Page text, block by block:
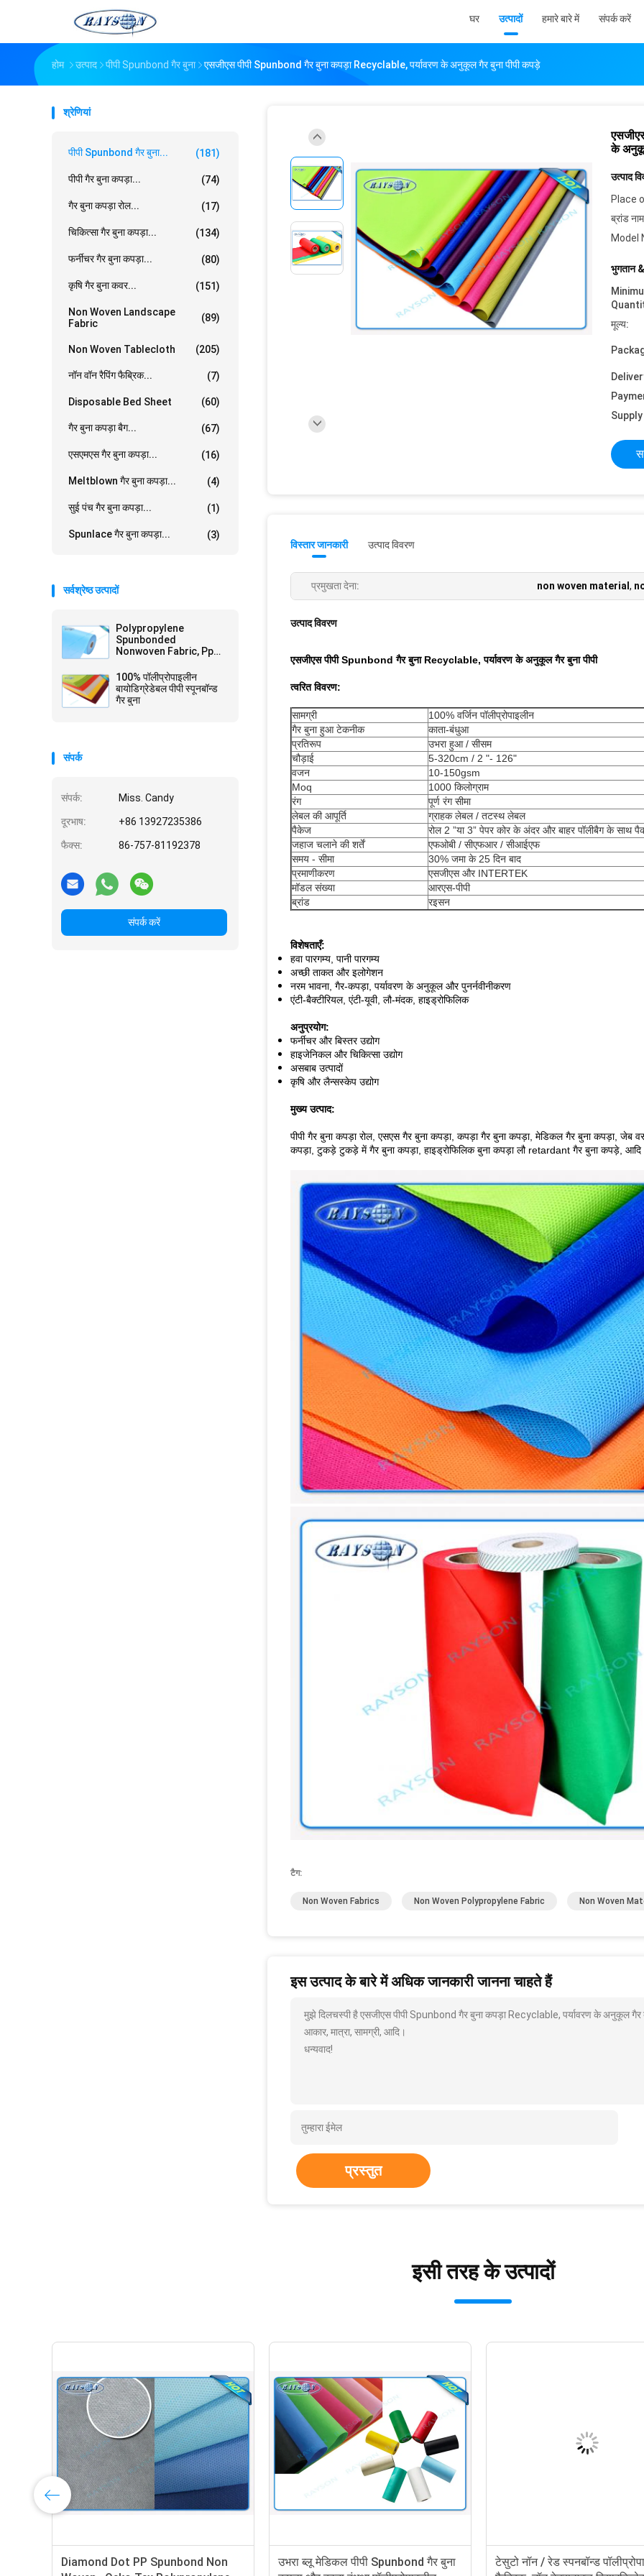
घर उत्पादों हमारे बारे में संपर्क करें
होम उत्पाद पीपी Spunbond गैर बुना एसजीएस पीपी Spunbond गैर बुना कपड़ा Recyclable, पर्यावरण के अनुकूल गैर बुना पीपी कपड़े
श्रेणियां
पीपी Spunbond गैर बुना... (181)
पीपी गैर बुना कपड़ा... (74)
गैर बुना कपड़ा रोल... (17)
चिकित्सा गैर बुना कपड़ा... (134)
फर्नीचर गैर बुना कपड़ा... (80)
कृषि गैर बुना कवर... (151)
Non Woven Landscape
Fabric
(89)
Non Woven Tablecloth (205)
नॉन वॉन रैपिंग फैब्रिक... (7)
Disposable Bed Sheet (60)
गैर बुना कपड़ा बैग... (67)
एसएमएस गैर बुना कपड़ा... (16)
Meltblown गैर बुना कपड़ा... (4)
सुई पंच गैर बुना कपड़ा... (1)
Spunlace गैर बुना कपड़ा... (3)
सर्वश्रेष्ठ उत्पादों
Polypropylene
Spunbonded
Nonwoven Fabric, Pp
Nonwoven Spunbond
100% पॉलीप्रोपाइलीन
बायोडिग्रेडेबल पीपी स्पूनबॉन्ड
गैर बुना
संपर्क
संपर्क: Miss. Candy
दूरभाष: +86 13927235386
फैक्स: 86-757-81192378
संपर्क करें
के
उत्पाद
Place
ब्रांड
Model
भुगतान
मूल्य:
विस्तार जानकारी उत्पाद विवरण
प्रमुखता देना: non woven material ,
उत्पाद विवरण
एसजीएस पीपी Spunbond गैर बुना Recyclable, पर्यावरण के अनुकूल गैर बुना पीपी
त्वरित विवरण:
सामग्री
100% वर्जिन पॉलीप्रोपाइलीन
गैर बुना हुआ टेकनीक
काता-बंधुआ
प्रतिरूप
उभरा हुआ / सीसम
चौड़ाई
5-320cm / 2 "- 126"
वजन
10-150gsm
Moq
1000 किलोग्राम
रंग
पूर्ण रंग सीमा
लेबल की आपूर्ति
ग्राहक लेबल / तटस्थ लेबल
पैकेज
रोल 2 ”या 3” पेपर कोर के अंदर और बाहर पॉलीबैग के साथ
जहाज चलाने की शर्तें
एफओबी / सीएफआर / सीआईएफ
समय - सीमा
30% जमा के 25 दिन बाद
प्रमाणीकरण
एसजीएस और INTERTEK
मॉडल संख्या
आरएस-पीपी
ब्रांड
रइसन
विशेषताएँ:
हवा पारगम्य, पानी पारगम्य
अच्छी ताकत और इलोगेशन
नरम भावना, गैर-कपड़ा, पर्यावरण के अनुकूल और पुनर्नवीनीकरण
एंटी-बैक्टीरियल, एंटी-यूवी, लौ-मंदक, हाइड्रोफिलिक
अनुप्रयोग:
फर्नीचर और बिस्तर उद्योग
हाइजेनिकल और चिकित्सा उद्योग
असबाब उत्पादों
कृषि और लैन्सस्केप उद्योग
मुख्य उत्पाद:
पीपी गैर बुना कपड़ा रोल, एसएस गैर बुना कपड़ा, कपड़ा गैर बुना कपड़ा, मेडिकल गैर बुना कपड़ा, जेब
कपड़ा, टुकड़े टुकड़े में गैर बुना कपड़ा, हाइड्रोफिलिक बुना कपड़ा लौ retardant गैर बुना कपड़े, आदि
टैग:
Non Woven Fabrics Non Woven Polypropylene Fabric Non Woven
इस उत्पाद के बारे में अधिक जानकारी जानना चाहते हैं
मुझे दिलचस्पी है एसजीएस पीपी Spunbond गैर बुना कपड़ा Recyclable, पर्यावरण के अनुकूल
आकार, मात्रा, सामग्री, आदि।
धन्यवाद!
प्रस्तुत
इसी तरह के उत्पादों
Red Yellow PP Spunbond Non
गैर बुना पॉलीप्रोपाइलीन कपड़ा / पीपी
पॉलिएस्टर फैब्रिक